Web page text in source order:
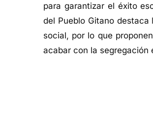
para garantizar el éxito
del Pueblo Gitano
social, por lo que
acabar con la segregación